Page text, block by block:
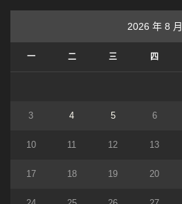
2026 年 8 月
一 二 三 四
3 4 5 6
10 11 12 13
17 18 19 20